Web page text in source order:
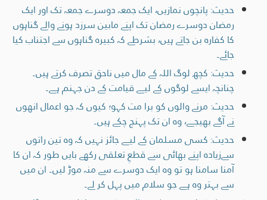
حدیث: پانچوں نمازیں، ایک جمعہ دوسرے جمعہ تک اور ایک
رمضان دوسرے رمضان تک اپنے مابین سرزد ہونے والے گناہوں
کا کفارہ بن جاتے ہیں، بشرطے کہ کبیرہ گناہوں سے اجتناب کیا
جائے۔
حدیث: کچھ لوگ اللہ کے مال میں ناحق تصرف کرتے ہیں۔
چنانچہ ایسے لوگوں کے لیے قیامت کے دن جہنم ہے۔
حدیث: مرنے والوں کو برا مت کہو؛ کیوں کہ جو اعمال انھوں
نے آگے بھیجے، وہ ان تک پہنچ چکے ہیں۔
حدیث: کسی مسلمان کے لیے جائز نہیں کہ وہ تین راتوں
سےزیادہ اپنے بھائی سے قطعِ تعلقی رکھے بایں طور کہ ان کا
آمنا سامنا ہو تو وہ ایک دوسرے سے منہ موڑ لیں۔ ان میں
سے بہتر وہ ہے جو سلام میں پہل کر لے۔